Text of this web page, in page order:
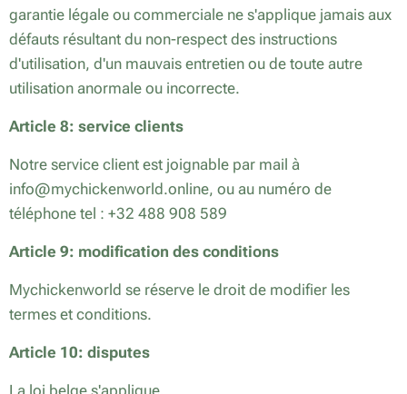
garantie légale ou commerciale ne s'applique jamais aux
défauts résultant du non-respect des instructions
d'utilisation, d'un mauvais entretien ou de toute autre
utilisation anormale ou incorrecte.
Article 8: service clients
Notre service client est joignable par mail à
info@mychickenworld.online, ou au numéro de
téléphone tel : +32 488 908 589
Article 9: modification des conditions
Mychickenworld se réserve le droit de modifier les
termes et conditions.
Article 10: disputes
La loi belge s'applique.